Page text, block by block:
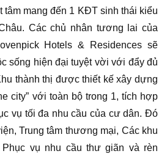
tâm mang đến 1 KĐT sinh thái kiểu
Các chủ nhân tương lai của
Hotels & Residences sẽ
sống hiện đại tuyệt vời với đẩy đủ
thành thị được thiết kế xây dựng
city” với toàn bộ trong 1, tích hợp
vụ tối đa nhu cầu của cư dân. Đó
Trung tâm thương mại, Các khu
vụ nhu cầu thư giãn và rèn